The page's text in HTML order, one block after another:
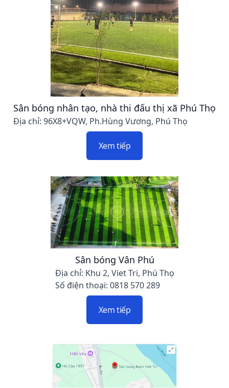
Sân bóng nhân tạo, nhà thi đấu thị xã Phú Thọ
Địa chỉ: 96X8+VQW, Ph.Hùng Vương, Phú Thọ
Xem tiếp
Sân bóng Vân Phú
Địa chỉ: Khu 2, Viet Tri, Phú Thọ
Số điện thoại: 0818 570 289
Xem tiếp